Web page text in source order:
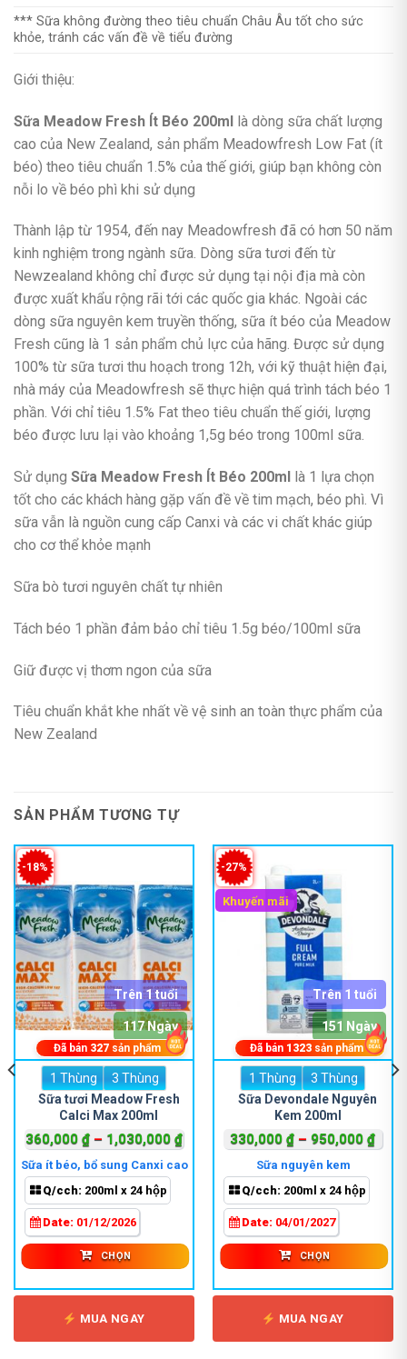
*** Sữa không đường theo tiêu chuẩn Châu Âu tốt cho sức
khỏe, tránh các vấn đề về tiểu đường
Giới thiệu:
Sữa Meadow Fresh Ít Béo 200ml là dòng sữa chất lượng
cao của New Zealand, sản phẩm Meadowfresh Low Fat (ít
béo) theo tiêu chuẩn 1.5% của thế giới, giúp bạn không còn
nỗi lo về béo phì khi sử dụng
Thành lập từ 1954, đến nay Meadowfresh đã có hơn 50 năm
kinh nghiệm trong ngành sữa. Dòng sữa tươi đến từ
Newzealand không chỉ được sử dụng tại nội địa mà còn
được xuất khẩu rộng rãi tới các quốc gia khác. Ngoài các
dòng sữa nguyên kem truyền thống, sữa ít béo của Meadow
Fresh cũng là 1 sản phẩm chủ lực của hãng. Được sử dụng
100% từ sữa tươi thu hoạch trong 12h, với kỹ thuật hiện đại,
nhà máy của Meadowfresh sẽ thực hiện quá trình tách béo 1
phần. Với chỉ tiêu 1.5% Fat theo tiêu chuẩn thế giới, lượng
béo được lưu lại vào khoảng 1,5g béo trong 100ml sữa.
Sử dụng Sữa Meadow Fresh Ít Béo 200ml là 1 lựa chọn
tốt cho các khách hàng gặp vấn đề về tim mạch, béo phì. Vì
sữa vẫn là nguồn cung cấp Canxi và các vi chất khác giúp
cho cơ thể khỏe mạnh
Sữa bò tươi nguyên chất tự nhiên
Tách béo 1 phần đảm bảo chỉ tiêu 1.5g béo/100ml sữa
Giữ được vị thơm ngon của sữa
Tiêu chuẩn khắt khe nhất về vệ sinh an toàn thực phẩm của
New Zealand
SẢN PHẨM TƯƠNG TỰ
-18%
1 Thùng
3 Thùng
Sữa tươi Meadow Fresh
Calci Max 200ml
360,000 ₫ – 1,030,000 ₫Khoảng
360,000 ₫
1,030,000 ₫
Sữa ít béo, bổ sung Canxi cao
Q/cch: 200ml x 24 hộp
Date: 01/12/2026
Trên 1 tuổi
117 Ngày
Đã bán 327 sản phẩm
CHỌN
Sản
phẩm
này
có
nhiều
biến
thể.
Các
tùy
chọn
có
thể
chọn
trên
MUA NGAY
-27%
Khuyến mãi
1 Thùng
3 Thùng
Sữa Devondale Nguyên
Kem 200ml
330,000₫ – 950,000₫
Sữa nguyên kem
Q/cch: 200ml x 24 hộp
Date: 04/01/2027
Trên 1 tuổi
151 Ngày
Đã bán 1323sản phẩm
CHỌN
Sản
phẩm
này
có
nhiều
biến
thể.
Các
tùy
chọn
có
thể
chọn
trên
MUA NGAY
₫.